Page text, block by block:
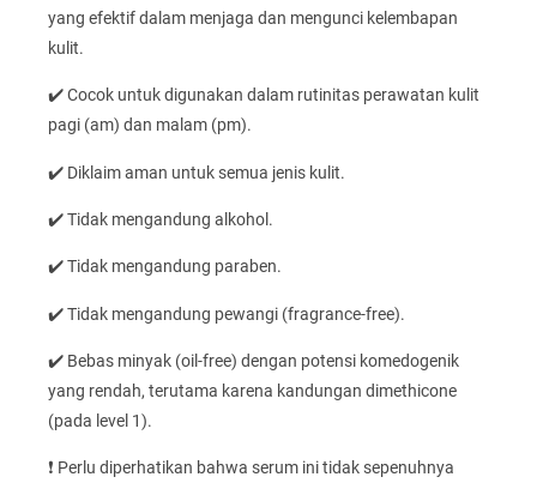
yang efektif dalam menjaga dan mengunci kelembapan
kulit.
✔️ Cocok untuk digunakan dalam rutinitas perawatan kulit
pagi (am) dan malam (pm).
✔️ Diklaim aman untuk semua jenis kulit.
✔️ Tidak mengandung alkohol.
✔️ Tidak mengandung paraben.
✔️ Tidak mengandung pewangi (fragrance-free).
✔️ Bebas minyak (oil-free) dengan potensi komedogenik
yang rendah, terutama karena kandungan dimethicone
(pada level 1).
❗ Perlu diperhatikan bahwa serum ini tidak sepenuhnya